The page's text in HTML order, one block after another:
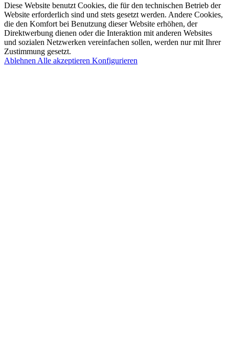
Diese Website benutzt Cookies, die für den technischen Betrieb der
Website erforderlich sind und stets gesetzt werden. Andere Cookies,
die den Komfort bei Benutzung dieser Website erhöhen, der
Direktwerbung dienen oder die Interaktion mit anderen Websites
und sozialen Netzwerken vereinfachen sollen, werden nur mit Ihrer
Zustimmung gesetzt.
Ablehnen Alle akzeptieren Konfigurieren